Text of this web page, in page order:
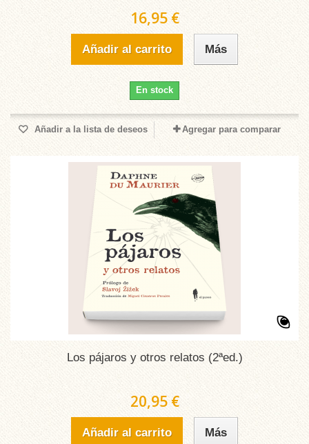
16,95 €
Añadir al carrito Más
En stock
Añadir a la lista de deseos Agregar para comparar
Los pájaros y otros relatos (2ªed.)
20,95 €
Añadir al carrito Más